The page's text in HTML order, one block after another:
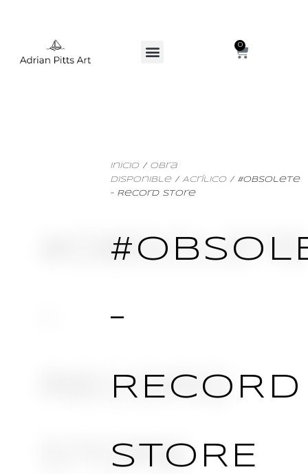
0
Inicio / Obra
Disponible/ Acrílico / #Obsolete
– Record Store
–
RECORD
STORE